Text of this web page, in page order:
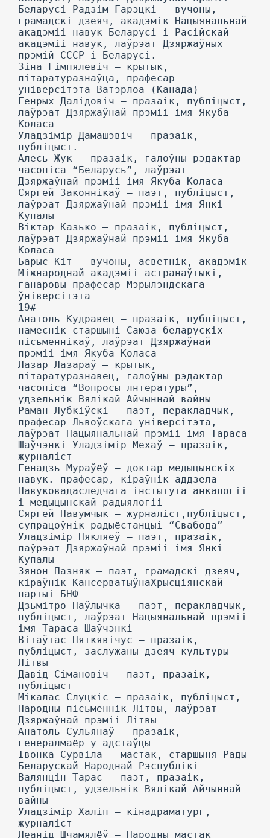
Беларусі Радзім Гарэцкі — вучоны,
грамадскі дзеяч, акадэмік Нацыянальнай
акадэміі навук Беларусі і Расійскай
акадэміі навук, лаўрэат Дзяржаўных
прэмій СССР і Беларусі.
Зіна Гімпялевіч — крытык,
літаратуразнаўца, прафесар
універсітэта Ватэрлоа (Канада)
Генрых Далідовіч — празаік, публіцыст,
лаўрэат Дзяржаўнай прэміі імя Якуба
Коласа
Уладзімір Дамашэвіч — празаік,
публіцыст.
Алесь Жук — празаік, галоўны рэдактар
часопіса “Беларусь”, лаўрэат
Дзяржаўнай прэміі імя Якуба Коласа
Сяргей Законнікаў — паэт, публіцыст,
лаўрэат Дзяржаўнай прэміі імя Янкі
Купалы
Віктар Казько — празаік, публіцыст,
лаўрэат Дзяржаўнай прэміі імя Якуба
Коласа
Барыс Кіт — вучоны, асветнік, акадэмік
Міжнароднай акадэміі астранаўтыкі,
ганаровы прафесар Мэрылэндскага
ўніверсітэта
19#
Анатоль Кудравец — празаік, публіцыст,
намеснік старшыні Саюза беларускіх
пісьменнікаў, лаўрэат Дзяржаўнай
прэміі імя Якуба Коласа
Лазар Лазараў — крытык,
літаратуразнавец, галоўны рэдактар
часопіса “Вопросы лнтературы”,
удзельнік Вялікай Айчыннай вайны
Раман Лубкіўскі — паэт, перакладчык,
прафесар Львоўскага універсітэта,
лаўрэат Нацыянальнай прэміі імя Тараса
Шаўчэнкі Уладзімір Мехаў — празаік,
журналіст
Генадзь Мураўёў — доктар медыцынскіх
навук. прафесар, кіраўнік аддзела
Навуковадаследчага інстытута анкалогіі
і медыцынскай радыялогіі
Сяргей Навумчык — журналіст,публіцыст,
супрацоўнік радыёстанцыі “Свабода”
Уладзімір Някляеў — паэт, празаік,
лаўрэат Дзяржаўнай прэміі імя Янкі
Купалы
Зянон Пазняк — паэт, грамадскі дзеяч,
кіраўнік КансерватыўнаХрысціянскай
партыі БНФ
Дзьмітро Паўлычка — паэт, перакладчык,
публіцыст, лаўрэат Нацыянальнай прэміі
імя Тараса Шаўчэнкі
Вітаўтас Пяткявічус — празаік,
публіцыст, заслужаны дзеяч культуры
Літвы
Давід Сімановіч — паэт, празаік,
публіцыст
Мікалас Слуцкіс — празаік, публіцыст,
Народны пісьменнік Літвы, лаўрэат
Дзяржаўнай прэміі Літвы
Анатоль Сульянаў — празаік,
генералмаёр у адстаўцы
Івонка Сурвіла — мастак, старшыня Рады
Беларускай Народнай Рэспублікі
Валянцін Тарас — паэт, празаік,
публіцыст, удзельнік Вялікай Айчыннай
вайны
Уладзімір Халіп — кінадраматург,
журналіст
Леанід Шчамялёў — Народны мастак